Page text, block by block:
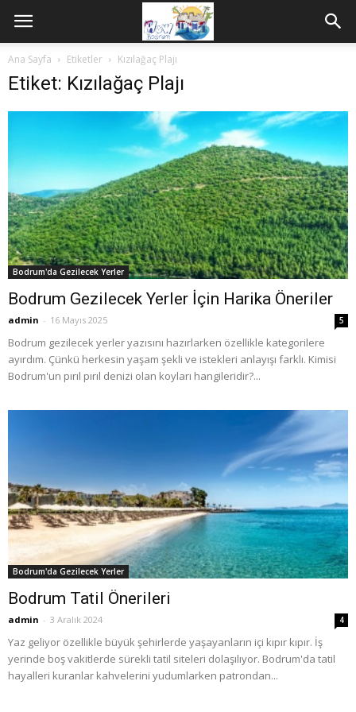
Ana Sayfa Etiketler Kızılağaç Plajı
Etiket: Kızılağaç Plajı
Bodrum'da Gezilecek Yerler
Bodrum Gezilecek Yerler İçin Harika Öneriler
admin - 16 Mayıs 2025 5
Bodrum gezilecek yerler yazısını hazırlarken özellikle kategorilere
ayırdım. Çünkü herkesin yaşam şekli ve istekleri anlayışı farklı. Kimisi
Bodrum'un pırıl pırıl denizi olan koyları hangileridir?...
Bodrum'da Gezilecek Yerler
Bodrum Tatil Önerileri
admin - 3 Aralık 2024 4
Yaz geliyor özellikle büyük şehirlerde yaşayanların içi kıpır kıpır. İş
yerinde boş vakitlerde sürekli tatil siteleri dolaşılıyor. Bodrum'da tatil
hayalleri kuranlar kahvelerini yudumlarken patrondan...